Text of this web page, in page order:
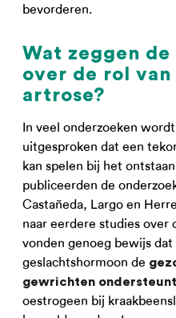
bevorderen.
Wat zeggen de
over de rol
artrose?
In veel onderzoeken
uitgesproken dat een
kan spelen bij het
publiceerden de
Castañeda, Largo en
naar eerdere studies over
vonden genoeg bewijs
geslachtshormoon de
gewrichten ondersteunt
oestrogeen bij